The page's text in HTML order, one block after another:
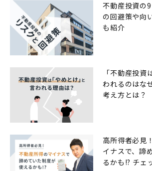
不動産投資の
の回避策や向
も紹介
「不動産投資
われるのはな
考え方とは？
高所得者必見
イナスで、諦
るかも!? チェックしたい制度一